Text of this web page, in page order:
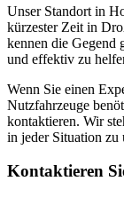
Unser Standort in
kürzester Zeit in
kennen die Gegend
und effektiv zu
Wenn Sie einen
Nutzfahrzeuge
kontaktieren. Wir
in jeder Situation zu
Kontaktieren